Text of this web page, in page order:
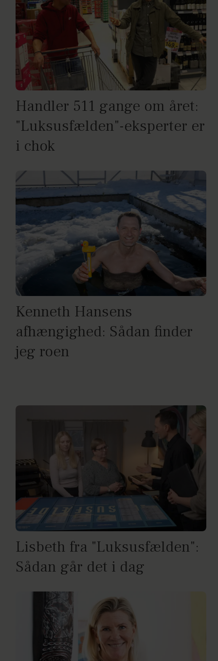
Handler 511 gange om året:
"Luksusfælden"-eksperter er
i chok
Kenneth Hansens
afhængighed: Sådan finder
jeg roen
Lisbeth fra "Luksusfælden":
Sådan går det i dag